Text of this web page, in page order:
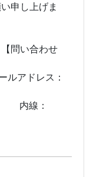
申し上げま
せ
ス：